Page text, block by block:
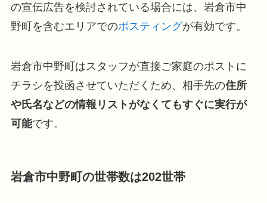
の宣伝広告を検討されている場合には、岩倉市中
野町を含むエリアでのポスティングが有効です。
岩倉市中野町はスタッフが直接ご家庭のポストに
チラシを投函させていただくため、相手先の住所
や氏名などの情報リストがなくてもすぐに実行が
可能です。
岩倉市中野町の世帯数は202世帯